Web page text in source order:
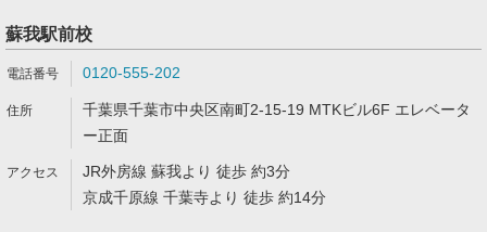
蘇我駅前校
0120-555-202
千葉県千葉市中央区南町2-15-19 MTKビル6F エレベータ
ー正面
JR外房線 蘇我より 徒歩 約3分
京成千原線 千葉寺より 徒歩 約14分